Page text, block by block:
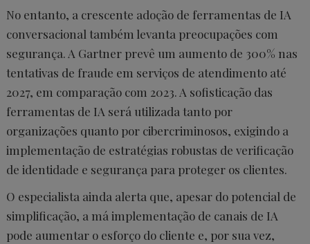
No entanto, a crescente adoção de ferramentas de IA
conversacional também levanta preocupações com
segurança. A Gartner prevê um aumento de 300% nas
tentativas de fraude em serviços de atendimento até
2027, em comparação com 2023. A sofisticação das
ferramentas de IA será utilizada tanto por
organizações quanto por cibercriminosos, exigindo a
implementação de estratégias robustas de verificação
de identidade e segurança para proteger os clientes.
O especialista ainda alerta que, apesar do potencial de
simplificação, a má implementação de canais de IA
pode aumentar o esforço do cliente e, por sua vez,